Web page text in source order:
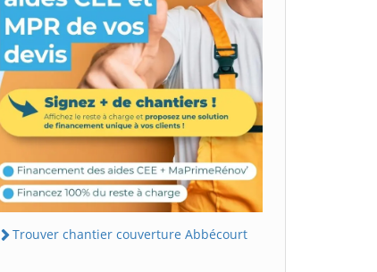
Trouver chantier couverture Abbécourt